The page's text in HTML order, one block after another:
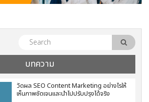
บทความ
วัดผล SEO Content Marketing อย่างไรให้
เห็นภาพชัดเจนและนำไปปรับปรุงได้จริง